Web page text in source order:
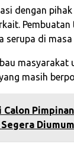
dengan
serupa di
masih
Calon